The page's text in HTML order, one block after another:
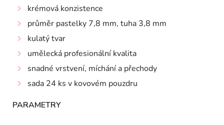
krémová konzistence
průměr pastelky 7,8 mm, tuha 3,8 mm
kulatý tvar
umělecká profesionální kvalita
snadné vrstvení, míchání a přechody
sada 24 ks v kovovém pouzdru